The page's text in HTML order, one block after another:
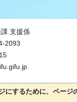
支援係
2093
にするために、ページ